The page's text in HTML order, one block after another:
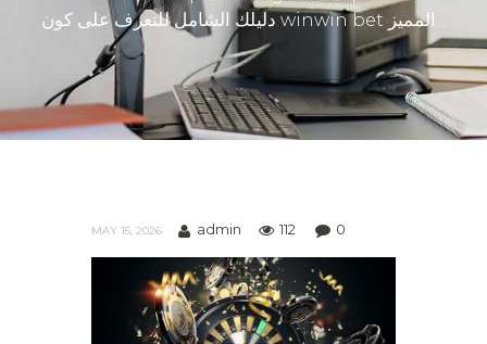
MAY 15, 2026 admin 112 0